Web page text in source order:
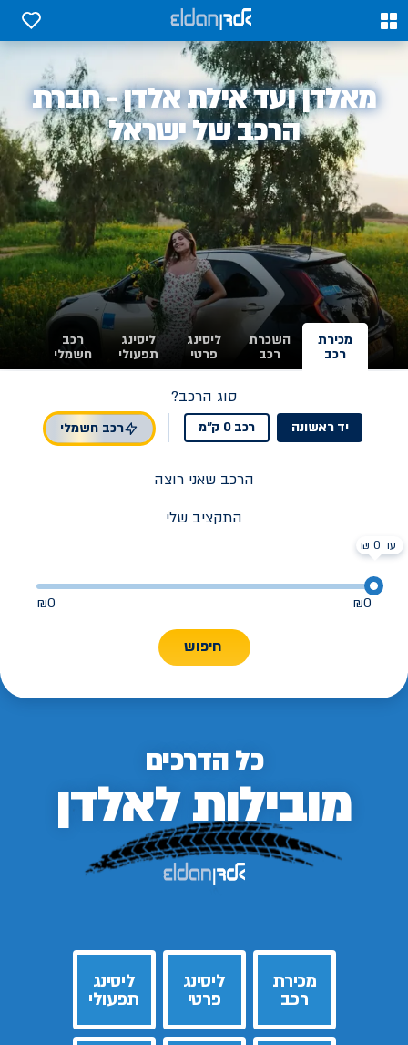
0
0
אלדן
מאלדן ועד אילת אלדן - חברת
הרכב של ישראל
מכירת
רכב
השכרת
רכב
ליסינג
פרטי
ליסינג
תפעולי
רכב
חשמלי
סוג הרכב?
יד ראשונה רכב 0 ק"מ רכב חשמלי
הרכב שאני רוצה
התקציב שלי
₪0
₪0
חיפוש
כל הדרכים
מובילות לאלדן
מכירת
רכב
ליסינג
פרטי
ליסינג
תפעולי
עד 0 ₪